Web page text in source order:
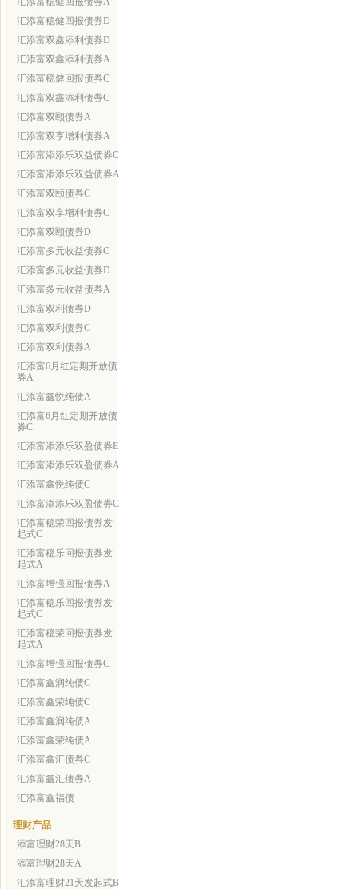
汇添富稳健回报债券D
汇添富双鑫添利债券D
汇添富双鑫添利债券A
汇添富稳健回报债券C
汇添富双鑫添利债券C
汇添富双颐债券A
汇添富双享增利债券A
汇添富添添乐双益债券C
汇添富添添乐双益债券A
汇添富双颐债券C
汇添富双享增利债券C
汇添富双颐债券D
汇添富多元收益债券C
汇添富多元收益债券D
汇添富多元收益债券A
汇添富双利债券D
汇添富双利债券C
汇添富双利债券A
汇添富6月红定期开放债
券A
汇添富鑫悦纯债A
汇添富6月红定期开放债
券C
汇添富添添乐双盈债券E
汇添富添添乐双盈债券A
汇添富鑫悦纯债C
汇添富添添乐双盈债券C
汇添富稳荣回报债券发
起式C
汇添富稳乐回报债券发
起式A
汇添富增强回报债券A
汇添富稳乐回报债券发
起式C
汇添富稳荣回报债券发
起式A
汇添富增强回报债券C
汇添富鑫润纯债C
汇添富鑫荣纯债C
汇添富鑫润纯债A
汇添富鑫荣纯债A
汇添富鑫汇债券C
汇添富鑫汇债券A
汇添富鑫福债
理财产品
添富理财28天B
添富理财28天A
汇添富理财21天发起式B